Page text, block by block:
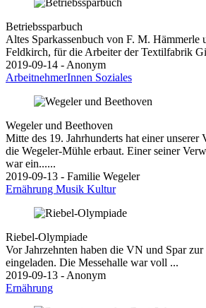
Betriebssparbuch
Altes Sparkassenbuch von F. M. Hämmerle
Feldkirch, für die Arbeiter der Textilfabrik
2019-09-14 - Anonym
ArbeitnehmerInnen Soziales
Wegeler und Beethoven
Mitte des 19. Jahrhunderts hat einer unserer
die Wegeler-Mühle erbaut. Einer seiner
war ein......
2019-09-13 - Familie Wegeler
Ernährung Musik Kultur
Riebel-Olympiade
Vor Jahrzehnten haben die VN und Spar
eingeladen. Die Messehalle war voll ...
2019-09-13 - Anonym
Ernährung